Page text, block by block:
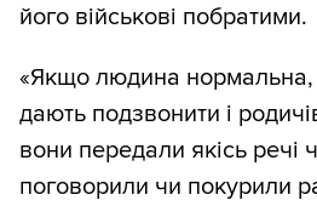
його військові побратими.
«Якщо людина нормальна,
дають подзвонити і
вони передали якісь речі
поговорили чи покурили